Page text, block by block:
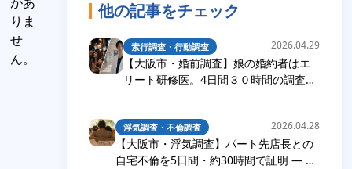
りま
せ
ん。
他の記事をチェック
素行調査・行動調査 2026.04.29
【大阪市・婚前調査】娘の婚約者はエ
リート研修医。4日間３０時間の調査で
浮気調査・不倫調査 2026.04.28
【大阪市・浮気調査】パート先店長との
自宅不倫を5日間・約30時間で証明 — 幼